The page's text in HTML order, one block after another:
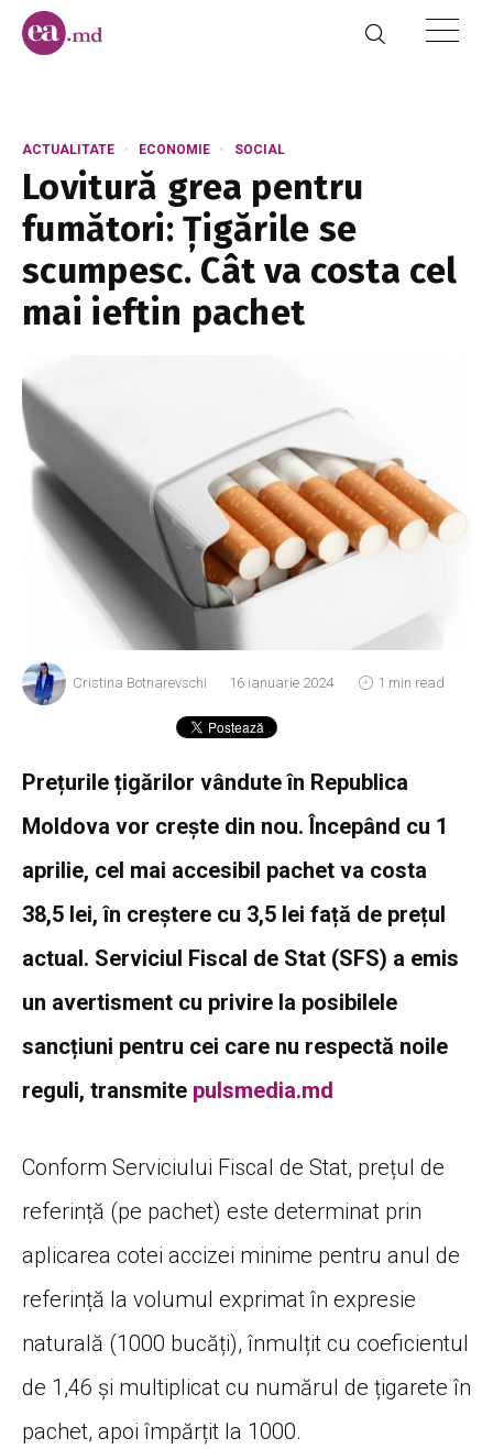
ACTUALITATE ECONOMIE SOCIAL
Lovitură grea pentru
fumători: Țigările se
scumpesc. Cât va costa cel
mai ieftin pachet
Cristina Botnarevschi 16 ianuarie 2024 1 min read
Prețurile țigărilor vândute în Republica
Moldova vor crește din nou. Începând cu 1
aprilie, cel mai accesibil pachet va costa
38,5 lei, în creștere cu 3,5 lei față de prețul
actual. Serviciul Fiscal de Stat (SFS) a emis
un avertisment cu privire la posibilele
sancțiuni pentru cei care nu respectă noile
reguli, transmite pulsmedia.md
Conform Serviciului Fiscal de Stat, prețul de
referință (pe pachet) este determinat prin
aplicarea cotei accizei minime pentru anul de
referință la volumul exprimat în expresie
naturală (1000 bucăți), înmulțit cu coeficientul
de 1,46 și multiplicat cu numărul de țigarete în
pachet, apoi împărțit la 1000.